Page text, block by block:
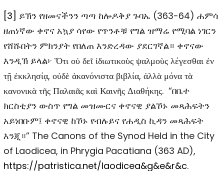
[3] ይኽን የዘመናችንን ጣጣ ከሎዶቅያ ጉባኤ (363-64) ሐምሳ
ዘጠነኛው ቀኖና አኳያ ሳየው የጥንቶቹ የግል ዝማሬ የሚባል ነገርን
የሸሹበትን ምክንያት የበለጠ እንድረዳው ያደርገኛል። ቀኖናው
እንዲኽ ይላል፦ Ὅτι οὐ δεῖ ἰδιωτικοὺς ψαλμοὺς λέγεσθαι ἐν
τῇ ἐκκλησίᾳ, οὐδὲ ἀκανόνιστα βιβλία, ἀλλὰ μόνα τὰ
κανονικὰ τῆς Παλαιᾶς καὶ Καινῆς Διαθήκης. “በቤተ
ክርስቲያን ውስጥ የግል መዝሙርና ቀኖናዊ ያልኾኑ መጻሕፍትን
አይነበቡም፤ ቀኖናዊ ከኾኑ የብሉይና የሐዲስ ኪዳን መጻሕፍት
እንጂ።” The Canons of the Synod Held in the City
of Laodicea, in Phrygia Pacatiana (363 AD),
https://patristica.net/laodicea&g&e&r&c.